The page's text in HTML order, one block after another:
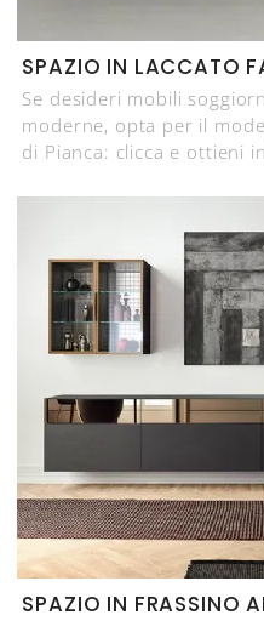
SPAZIO IN LACCATO
Se desideri mobili
moderne, opta per il
di Pianca: clicca e ottieni
SPAZIO IN FRASSINO